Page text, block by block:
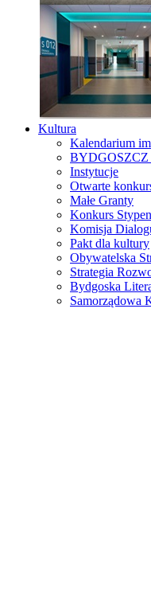
Kultura
Kalendarium
Instytucje
Otwarte
Małe Granty
Konkurs
Komisja
Pakt dla kultury
Obywatelska
Strategia
Bydgoska
Samorządowa